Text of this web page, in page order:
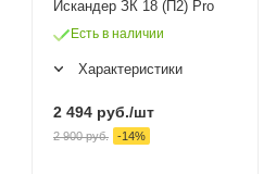
Искандер ЗК 18 (П2) Pro
Есть в наличии
Характеристики
2 494 руб./шт
2 900руб. -14%